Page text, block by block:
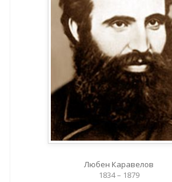
Любен Каравелов
1834 – 1879